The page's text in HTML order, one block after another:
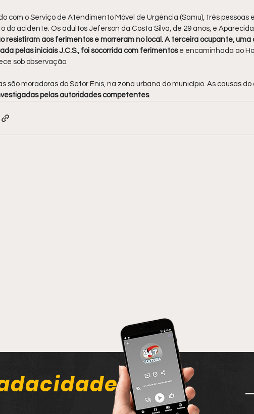
com o Serviço de Atendimento Móvel de Urgência (Samu), três pessoas
do acidente. Os adultos Jeferson da Costa Silva, de 29 anos, e
resistiram aos ferimentos e morreram no local. A terceira ocupante,
pelas iniciais J.C.S., foi socorrida com ferimentos e encaminhada ao
sob observação.
são moradoras do Setor Enis, na zona urbana do município. As causas
pelas autoridades competentes.